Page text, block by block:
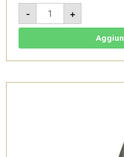
-
Nerobaronj
2014
-
Terre
Gulfi
+